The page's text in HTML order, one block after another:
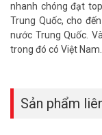
nhanh chóng đạt
Trung Quốc, cho
nước Trung Quốc.
trong đó có Việt Nam.
Sản phẩm